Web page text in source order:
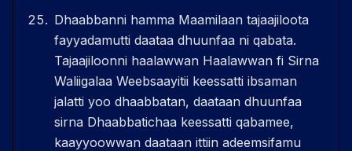
Dhaabbanni hamma Maamilaan tajaajiloota
fayyadamutti daataa dhuunfaa ni qabata.
Tajaajiloonni haalawwan Haalawwan fi Sirna
Waliigalaa Weebsaayitii keessatti ibsaman
jalatti yoo dhaabbatan, daataan dhuunfaa
sirna Dhaabbatichaa keessatti qabamee,
kaayyoowwan daataan ittiin adeemsifamu